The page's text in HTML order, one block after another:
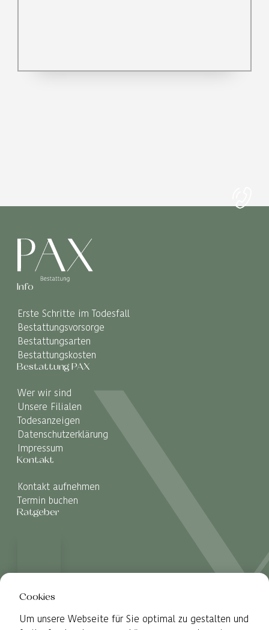
Info
Erste Schritte im Todesfall
Bestattungsvorsorge
Bestattungsarten
Bestattungskosten
Bestattung PAX
Wer wir sind
Unsere Filialen
Todesanzeigen
Datenschutzerklärung
Impressum
Kontakt
Kontakt aufnehmen
Termin buchen
Ratgeber
Cookies
Um unsere Webseite für Sie optimal zu gestalten und